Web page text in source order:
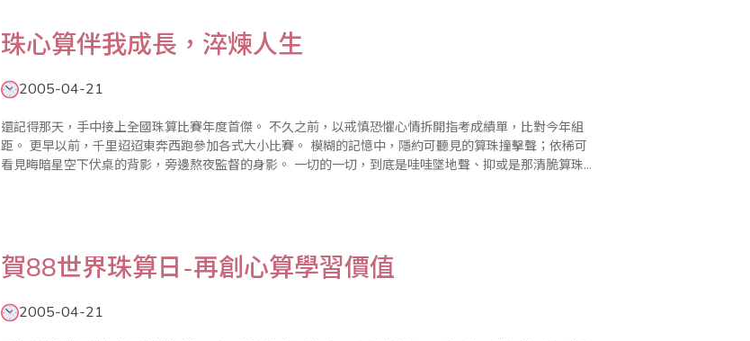
珠心算伴我成長，淬煉人生
2005-04-21
還記得那天，手中接上全國珠算比賽年度首傑。 不久之前，以戒慎恐懼心情拆開指考成績單，比對今年組
距。 更早以前，千里迢迢東奔西跑參加各式大小比賽。 模糊的記憶中，隱約可聽見的算珠撞擊聲；依稀可
看見晦暗星空下伏桌的背影，旁邊熬夜監督的身影。 一切的一切，到底是哇哇墜地聲、抑或是那清脆算珠聲
賀88世界珠算日-再創心算學習價值
2005-04-21